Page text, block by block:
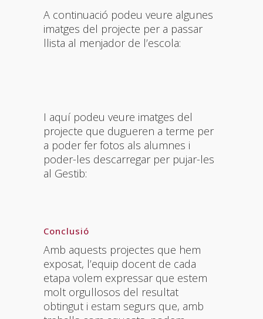
A continuació podeu veure algunes
imatges del projecte per a passar
llista al menjador de l’escola:
I aquí podeu veure imatges del
projecte que dugueren a terme per
a poder fer fotos als alumnes i
poder-les descarregar per pujar-les
al Gestib:
Conclusió
Amb aquests projectes que hem
exposat, l’equip docent de cada
etapa volem expressar que estem
molt orgullosos del resultat
obtingut i estam segurs que, amb